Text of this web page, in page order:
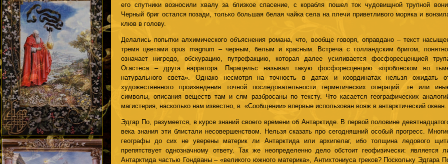
его спутники возносили хвалу за близкое спасение, с корабля пошел ток чудовищной трупной вони.
Черный бриг остался позади, только большая белая чайка села на плечи приветливого моряка и
клюв в голову.
Делались попытки алхимического объяснения романа, что, вообще говоря, оправдано – текст
тремя цветами opus magnum – черным, белым и красным. Встреча с голландским бригом, понятно,
означает нигредо, обскурацию, путрефакцию, которая далее усиливается фосфоресценцией
Огастеса – друга нарратора. Парацельс называл такую фосфоресценцию «проблеском во
натурального света». Однако несмотря на точность в датах и координатах нельзя ожидать
художественного произведения точной последовательности герметических операций: те или
символы, описания веществ там и сям разбросаны по тексту. Что касается географических
магистерия, насколько нам известно, в «Сообщении» впервые использован вояж в антарктический океан.
Эдгар По, разумеется, в курсе знаний своего времени об Антарктиде. В первой половине
века знания эти блистали несовершенством. Нельзя сказать про сегодняшний особый прогресс.
географы до сих не уверены материк ли Антарктида или архипелаг, ибо толщина ледового
препятствует однозначному ответу. Так же неопределенно дело обстоит геофизически: является
Антарктида частью Гондваны – «великого южного материка», Антихтониуса греков? Поскольку Эдгара